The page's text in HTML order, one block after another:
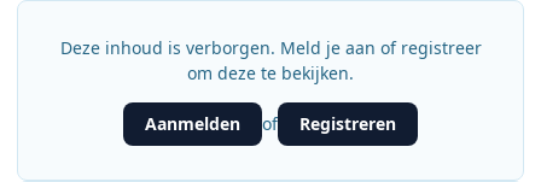
Deze inhoud is verborgen. Meld je aan of registreer
om deze te bekijken.
Aanmelden of Registreren